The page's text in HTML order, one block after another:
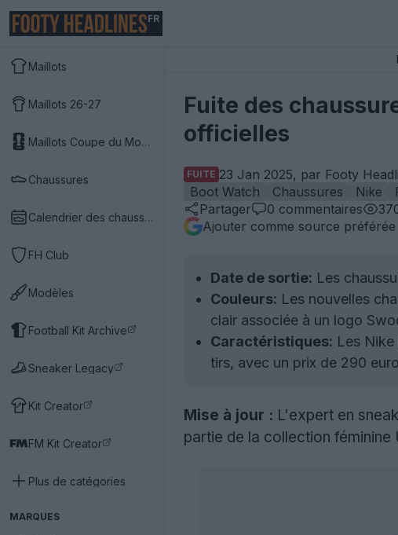
FR
Maillots
Maillots 26-27
Maillots Coupe du Monde 2026
Chaussures
Calendrier des chaussures
FH Club
Modèles
Football Kit Archive
Sneaker Legacy
Kit Creator
FM Kit Creator
Plus de catégories
MARQUES
Fuite des
officielles
FUITE 23 Jan 2025, par Footy
Boot Watch
Chaussures Nike
Partager
0 commentaires
Ajouter comme source préférée
Date de sortie: Les
Couleurs: Les nouvelles
clair associée à un logo
Caractéristiques: Les
tirs, avec un prix de 290
Mise à jour : L'expert en
partie de la collection